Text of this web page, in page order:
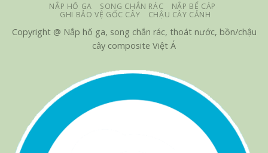
NẮP HỐ GA SONG CHẮN RÁC
NẮP BỂ CÁP
GHI BẢO VỆ GỐC CÂY
CHẬU CÂY CẢNH
Copyright @ Nắp hố ga, song chắn rác, thoát nước, bồn/chậu
cây composite Việt Á